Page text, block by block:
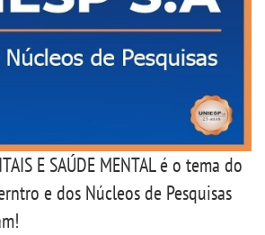
E SAÚDE MENTAL é o tema do
e dos Núcleos de Pesquisas